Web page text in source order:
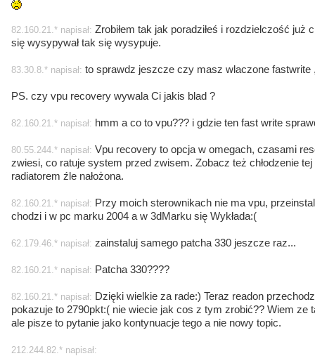
82.160.21.* napisał: Zrobiłem tak jak poradziłeś i rozdzielczość już
się wysypywał tak się wysypuje.
83.30.8.* napisał: to sprawdz jeszcze czy masz wlaczone fastwrite
PS. czy vpu recovery wywala Ci jakis blad ?
82.160.21.* napisał: hmm a co to vpu??? i gdzie ten fast write
80.55.244.* napisał: Vpu recovery to opcja w omegach, czasami
zwiesi, co ratuje system przed zwisem. Zobacz też chłodzenie
radiatorem źle nałożona.
82.160.21.* napisał: Przy moich sterownikach nie ma vpu,
chodzi i w pc marku 2004 a w 3dMarku się Wykłada:(
62.179.46.* napisał: zainstaluj samego patcha 330 jeszcze raz...
82.160.21.* napisał: Patcha 330????
82.160.21.* napisał: Dzięki wielkie za rade:) Teraz readon
pokazuje to 2790pkt:( nie wiecie jak cos z tym zrobić?? Wiem ze
ale pisze to pytanie jako kontynuacje tego a nie nowy topic.
212.244.82.* napisał: